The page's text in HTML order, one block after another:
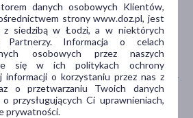
WIEK
danych osobowych Klientów,
strony www.doz.pl, jest
siedzibą w Łodzi, a w niektórych
Partnerzy. Informacja o celach
osobowych przez naszych
się w ich politykach ochrony
informacji o korzystaniu przez nas z
o przetwarzaniu Twoich danych
przysługujących Ci uprawnieniach,
prywatności.